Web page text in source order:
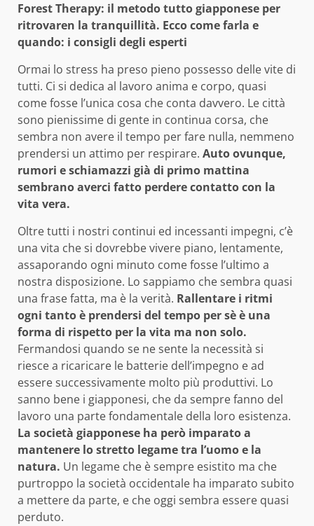
Forest Therapy: il metodo tutto giapponese per
ritrovaren la tranquillità. Ecco come farla e
quando: i consigli degli esperti
Ormai lo stress ha preso pieno possesso delle vite di
tutti. Ci si dedica al lavoro anima e corpo, quasi
come fosse l’unica cosa che conta davvero. Le città
sono pienissime di gente in continua corsa, che
sembra non avere il tempo per fare nulla, nemmeno
prendersi un attimo per respirare. Auto ovunque,
rumori e schiamazzi già di primo mattina
sembrano averci fatto perdere contatto con la
vita vera.
Oltre tutti i nostri continui ed incessanti impegni, c’è
una vita che si dovrebbe vivere piano, lentamente,
assaporando ogni minuto come fosse l’ultimo a
nostra disposizione. Lo sappiamo che sembra quasi
una frase fatta, ma è la verità. Rallentare i ritmi
ogni tanto è prendersi del tempo per sè è una
forma di rispetto per la vita ma non solo.
Fermandosi quando se ne sente la necessità si
riesce a ricaricare le batterie dell’impegno e ad
essere successivamente molto più produttivi. Lo
sanno bene i giapponesi, che da sempre fanno del
lavoro una parte fondamentale della loro esistenza.
La società giapponese ha però imparato a
mantenere lo stretto legame tra l’uomo e la
natura. Un legame che è sempre esistito ma che
purtroppo la società occidentale ha imparato subito
a mettere da parte, e che oggi sembra essere quasi
perduto.